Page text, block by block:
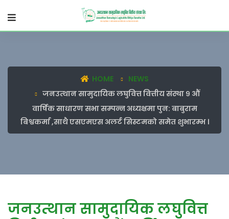
HOME
NEWS
जनउत्थान सामुदायिक लघुवित्त वित्तीय संस्था ९ औं
वार्षिक साधारण सभा सम्पन्न अध्यक्षमा पुन: बाबुराम
बिश्वकर्मा ,साथै एसएमएस अलर्ट सिस्टमको समेत शुभारम्भ ।
जनउत्थान सामुदायिक लघुवित्त